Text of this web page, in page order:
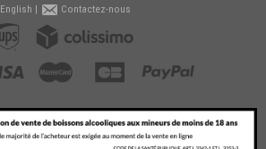
English |
Contactez-nous